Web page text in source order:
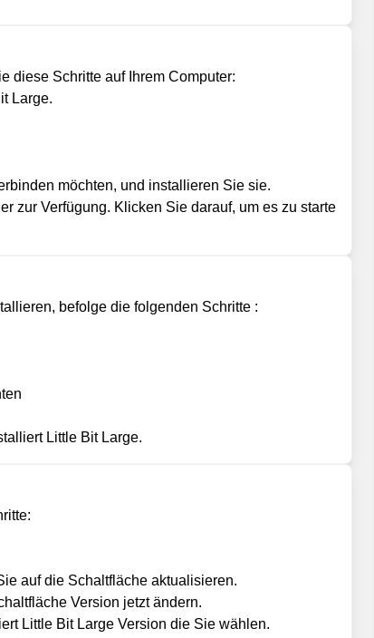
diese Schritte auf Ihrem Computer:
Large.
möchten, und installieren Sie sie.
zur Verfügung. Klicken Sie darauf, um es zu starte
befolge die folgenden Schritte :
Little Bit Large.
auf die Schaltfläche aktualisieren.
Version jetzt ändern.
Little Bit Large Version die Sie wählen.